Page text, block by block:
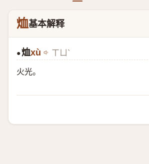
烅基本解释
●烅xù ㄒㄩˋ
火光。